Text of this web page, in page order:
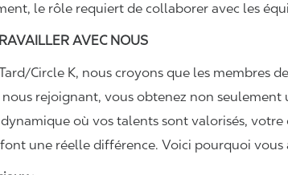
le rôle requiert de collaborer avec les
AVEC NOUS
Circle K, nous croyons que les membres
nous rejoignant, vous obtenez non
où vos talents sont valorisés, votre
une réelle différence. Voici pourquoi vous